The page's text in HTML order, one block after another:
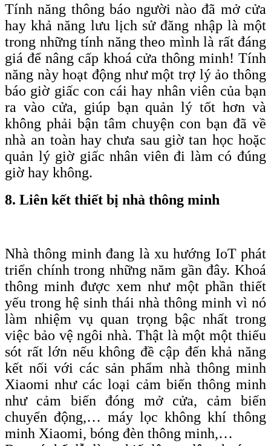
Tính năng thông báo người nào đã mở cửa
hay khả năng lưu lịch sử đăng nhập là một
trong những tính năng theo mình là rất đáng
giá để nâng cấp khoá cửa thông minh! Tính
năng này hoạt động như một trợ lý ảo thông
báo giờ giấc con cái hay nhân viên của bạn
ra vào cửa, giúp bạn quản lý tốt hơn và
không phải bận tâm chuyện con bạn đã về
nhà an toàn hay chưa sau giờ tan học hoặc
quản lý giờ giấc nhân viên đi làm có đúng
giờ hay không.
8. Liên kết thiết bị nhà thông minh
Nhà thông minh đang là xu hướng IoT phát
triển chính trong những năm gần đây. Khoá
thông minh được xem như một phần thiết
yếu trong hệ sinh thái nhà thông minh vì nó
làm nhiệm vụ quan trọng bậc nhất trong
việc bảo vệ ngôi nhà. Thật là một một thiếu
sót rất lớn nếu không đề cập đến khả năng
kết nối với các sản phẩm nhà thông minh
Xiaomi như các loại cảm biến thông minh
như cảm biến đóng mở cửa, cảm biến
chuyển động,… máy lọc không khí thông
minh Xiaomi, bóng đèn thông minh,…